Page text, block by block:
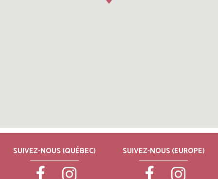
SUIVEZ-NOUS (QUÉBEC) SUIVEZ-NOUS (EUROPE)